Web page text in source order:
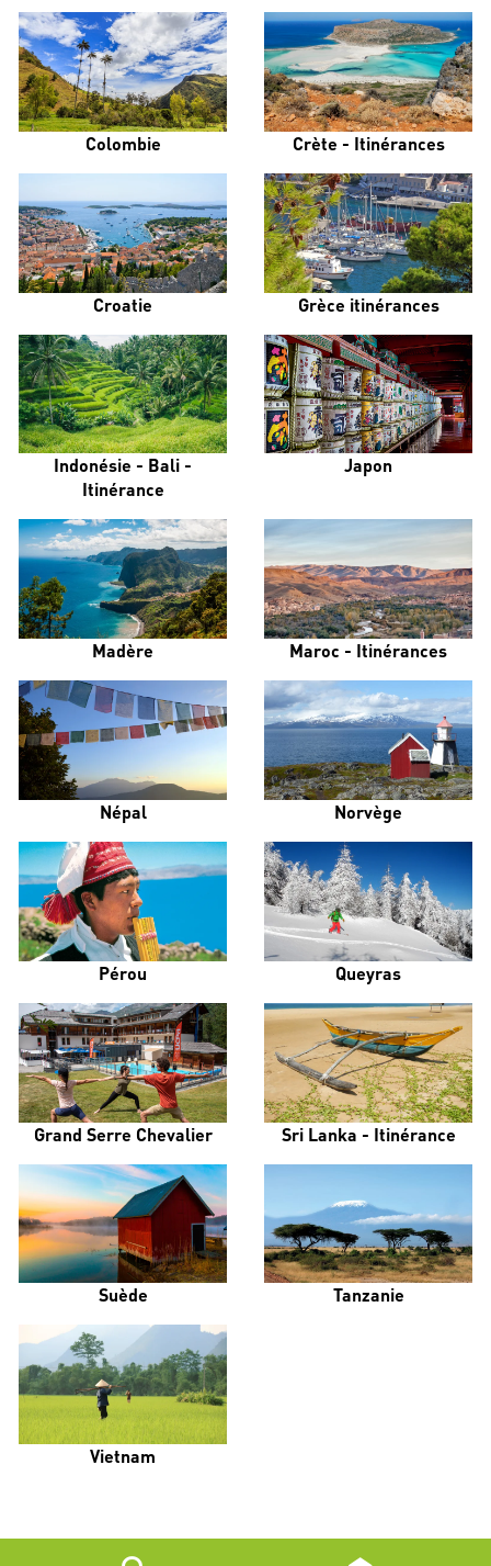
Colombie Crète - Itinérances
Croatie Grèce itinérances
Indonésie - Bali -
Itinérance
Japon
Madère Maroc - Itinérances
Népal Norvège
Pérou Queyras
Grand Serre Chevalier Sri Lanka - Itinérance
Suède Tanzanie
Vietnam